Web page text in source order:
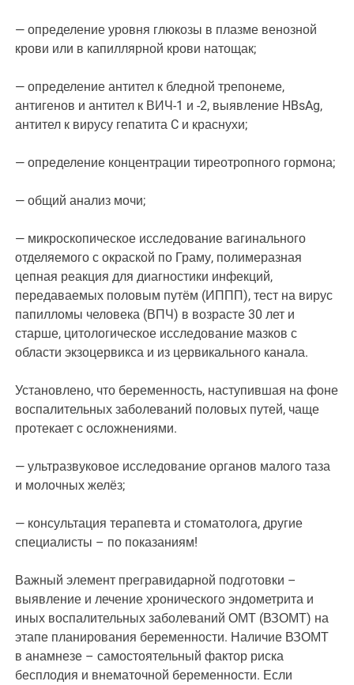
— определение уровня глюкозы в плазме венозной
крови или в капиллярной крови натощак;
— определение антител к бледной трепонеме,
антигенов и антител к ВИЧ-1 и -2, выявление HBsAg,
антител к вирусу гепатита C и краснухи;
— определение концентрации тиреотропного гормона;
— общий анализ мочи;
— микроскопическое исследование вагинального
отделяемого с окраской по Граму, полимеразная
цепная реакция для диагностики инфекций,
передаваемых половым путём (ИППП), тест на вирус
папилломы человека (ВПЧ) в возрасте 30 лет и
старше, цитологическое исследование мазков с
области экзоцервикса и из цервикального канала.
Установлено, что беременность, наступившая на фоне
воспалительных заболеваний половых путей, чаще
протекает с осложнениями.
— ультразвуковое исследование органов малого таза
и молочных желёз;
— консультация терапевта и стоматолога, другие
специалисты – по показаниям!
Важный элемент прегравидарной подготовки –
выявление и лечение хронического эндометрита и
иных воспалительных заболеваний ОМТ (ВЗОМТ) на
этапе планирования беременности. Наличие ВЗОМТ
в анамнезе – самостоятельный фактор риска
бесплодия и внематочной беременности. Если